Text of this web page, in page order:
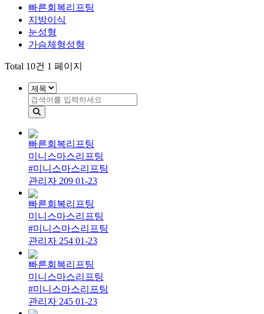
빠른회복리프팅
지방이식
눈성형
가슴체형성형
Total 10건 1 페이지
빠른회복리프팅
미니스마스리프팅
#미니스마스리프팅
관리자 209 01-23
빠른회복리프팅
미니스마스리프팅
#미니스마스리프팅
관리자 254 01-23
빠른회복리프팅
미니스마스리프팅
#미니스마스리프팅
관리자 245 01-23